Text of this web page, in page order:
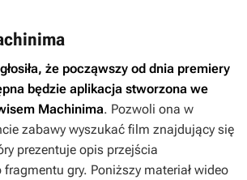
że począwszy od dnia premiery
będzie aplikacja stworzona we
Machinima. Pozwoli ona w
zabawy wyszukać film znajdujący się
prezentuje opis przejścia
gry. Poniższy materiał wideo